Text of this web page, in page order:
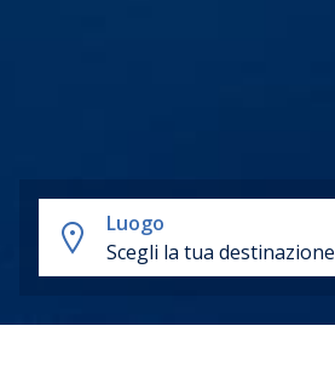
Luogo
Scegli la tua destinazione